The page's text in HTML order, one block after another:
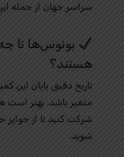
سراسر جهان از جمله
بونوس‌ها تا
هستند؟
تاریخ دقیق پایان این
متغیر باشد. بهتر است
شرکت کنید تا از جوایز
شوید.